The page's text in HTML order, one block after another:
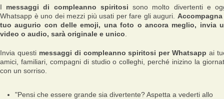
I messaggi di compleanno spiritosi sono molto divertenti e
Whatsapp è uno dei mezzi più usati per fare gli auguri.
tuo augurio con delle emoji, una foto o ancora meglio, invia
video o audio, sarà originale e unico
Invia questi messaggi di compleanno spiritosi per Whatsapp ai
amici, familiari, compagni di studio o colleghi, perché inizino la
con un sorriso.
"Pensi che essere grande sia divertente? Aspetta a vederti allo